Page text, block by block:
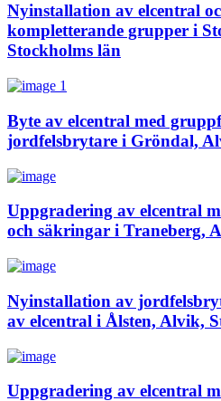
Nyinstallation av elcentral
kompletterande grupper i
Stockholms län
Byte av elcentral med
jordfelsbrytare i Gröndal,
Uppgradering av elcentral
och säkringar i Traneberg,
Nyinstallation av
av elcentral i Ålsten, Alvik,
Uppgradering av elcentral